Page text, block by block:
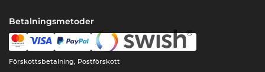
Betalningsmetoder
Förskottsbetalning, Postförskott